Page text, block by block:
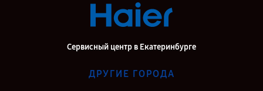
Сервисный центр в Екатеринбурге
ДРУГИЕ ГОРОДА